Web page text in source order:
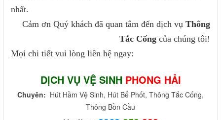
nhất.
Cảm ơn Quý khách đã quan tâm đến dịch vụ Thông
Tắc Cống của chúng tôi!
Mọi chi tiết vui lòng liên hệ ngay:
DỊCH VỤ VỆ SINH PHONG HẢI
Chuyên: Hút Hầm Vệ Sinh, Hút Bể Phốt, Thông Tắc Cống,
Thông Bồn Cầu